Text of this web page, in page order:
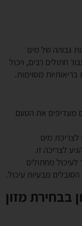
גבוהה של מים
עבור חתולים רבים, ויכול
מסוימות.
מעדיפים את הטעם
לצריכת מים
לצריכה זו.
לעיכול מחתולים
מבעיות עיכול.
בבחירת מזון